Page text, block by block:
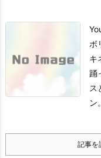
ボ
キ
踊
ス
ン
記事を